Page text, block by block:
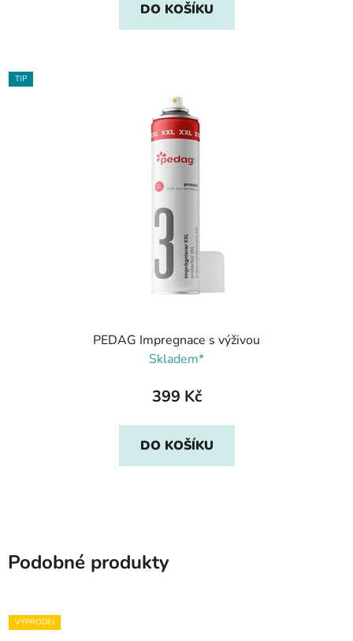
DO KOŠÍKU
TIP
PEDAG Impregnace s výživou
Skladem*
399 Kč
DO KOŠÍKU
Podobné produkty
VÝPRODEJ